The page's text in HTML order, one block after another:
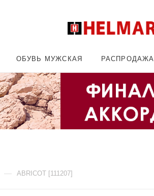
ОБУВЬ МУЖСКАЯ РАСПРОДАЖА
— ABRICOT [111207]